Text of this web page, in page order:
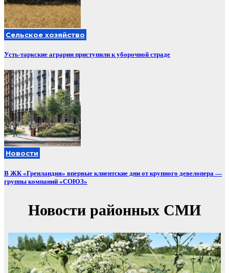
Сельское хозяйство
Усть-таркские аграрии приступили к уборочной страде
Новости
В ЖК «Гренландия» впервые клиентские дни от крупного девелопера —
группы компаний «СОЮЗ»